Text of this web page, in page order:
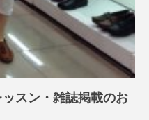
スン・雑誌掲載のお